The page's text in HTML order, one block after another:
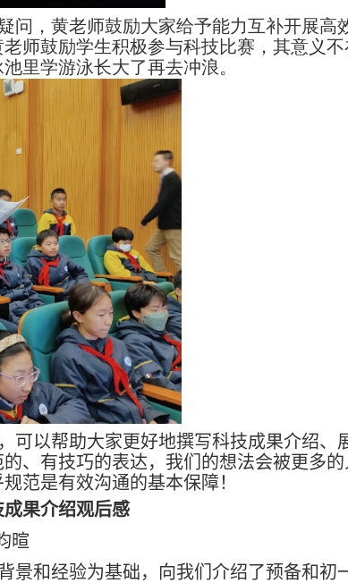
问，黄老师鼓励大家给予能力互补开展高
师鼓励学生积极参与科技比赛，其意义
里学游泳长大了再去冲浪。
可以帮助大家更好地撰写科技成果介绍、
、有技巧的表达，我们的想法会被更多
范是有效沟通的基本保障！
果介绍观后感
暄
景和经验为基础，向我们介绍了预备和初